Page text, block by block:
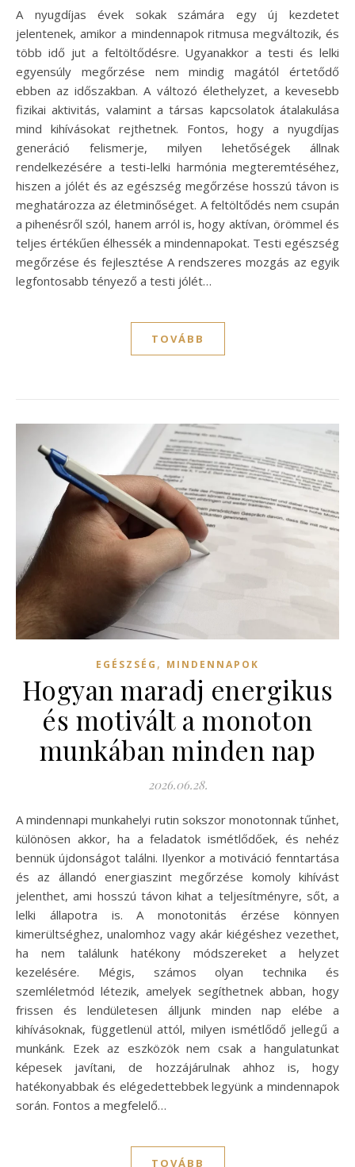
A nyugdíjas évek sokak számára egy új kezdetet
jelentenek, amikor a mindennapok ritmusa megváltozik, és
több idő jut a feltöltődésre. Ugyanakkor a testi és lelki
egyensúly megőrzése nem mindig magától értetődő
ebben az időszakban. A változó élethelyzet, a kevesebb
fizikai aktivitás, valamint a társas kapcsolatok átalakulása
mind kihívásokat rejthetnek. Fontos, hogy a nyugdíjas
generáció felismerje, milyen lehetőségek állnak
rendelkezésére a testi-lelki harmónia megteremtéséhez,
hiszen a jólét és az egészség megőrzése hosszú távon is
meghatározza az életminőséget. A feltöltődés nem csupán
a pihenésről szól, hanem arról is, hogy aktívan, örömmel és
teljes értékűen élhessék a mindennapokat. Testi egészség
megőrzése és fejlesztése A rendszeres mozgás az egyik
legfontosabb tényező a testi jólét…
TOVÁBB
EGÉSZSÉG , MINDENNAPOK
Hogyan maradj energikus
és motivált a monoton
munkában minden nap
2026.06.28.
A mindennapi munkahelyi rutin sokszor monotonnak tűnhet,
különösen akkor, ha a feladatok ismétlődőek, és nehéz
bennük újdonságot találni. Ilyenkor a motiváció fenntartása
és az állandó energiaszint megőrzése komoly kihívást
jelenthet, ami hosszú távon kihat a teljesítményre, sőt, a
lelki állapotra is. A monotonitás érzése könnyen
kimerültséghez, unalomhoz vagy akár kiégéshez vezethet,
ha nem találunk hatékony módszereket a helyzet
kezelésére. Mégis, számos olyan technika és
szemléletmód létezik, amelyek segíthetnek abban, hogy
frissen és lendületesen álljunk minden nap elébe a
kihívásoknak, függetlenül attól, milyen ismétlődő jellegű a
munkánk. Ezek az eszközök nem csak a hangulatunkat
képesek javítani, de hozzájárulnak ahhoz is, hogy
hatékonyabbak és elégedettebbek legyünk a mindennapok
során. Fontos a megfelelő…
TOVÁBB